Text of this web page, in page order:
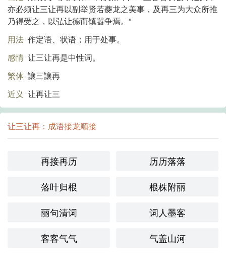
亦必须让三让再以副举贤若夔龙之美事，及再三为大众所推
乃得受之，以弘让德而镇嚣争焉。”
用法 作定语、状语；用于处事。
感情 让三让再是中性词。
繁体 讓三讓再
近义 让再让三
让三让再：成语接龙顺接
再接再历
历历落落
落叶归根
根株附丽
丽句清词
词人墨客
客客气气
气盖山河